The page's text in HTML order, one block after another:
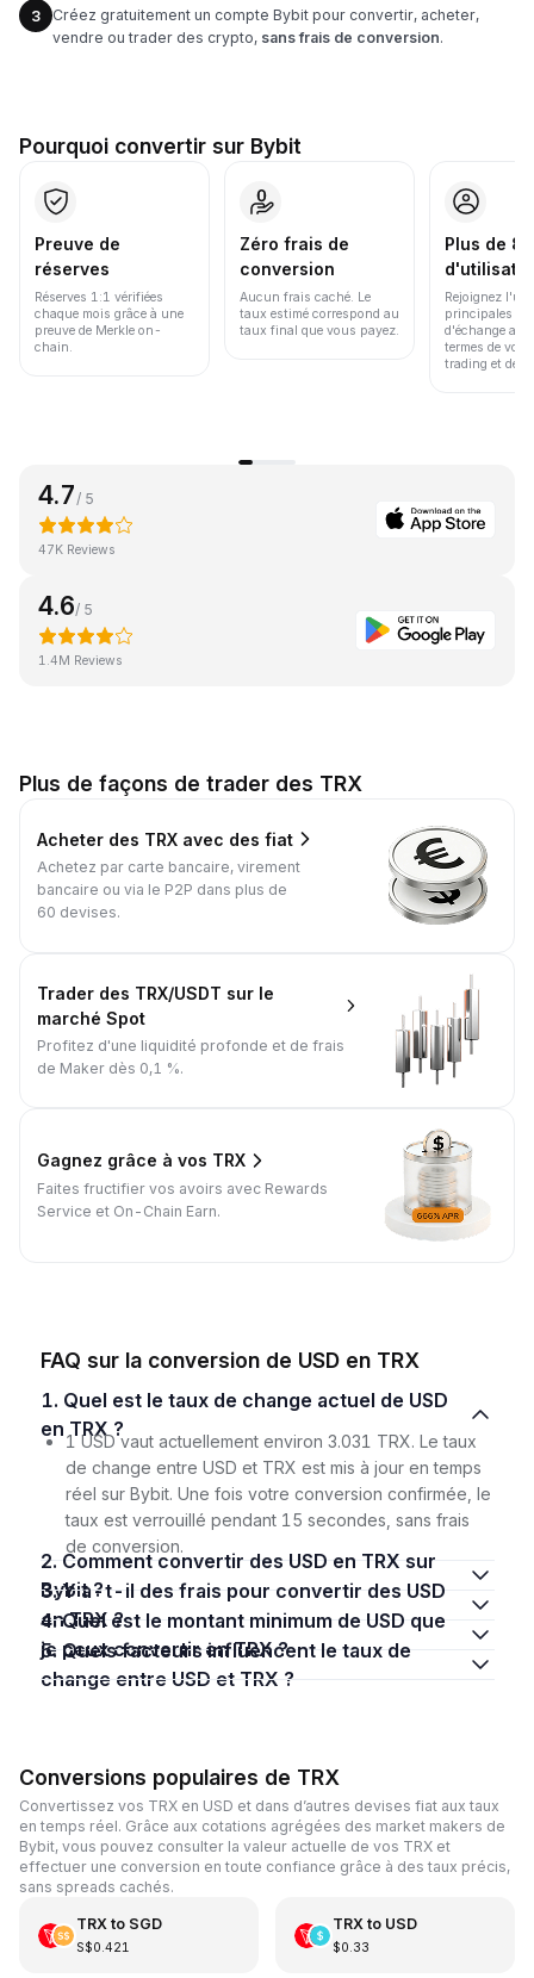
3
Créez gratuitement un compte Bybit pour convertir, acheter,
vendre ou trader des crypto, sans frais de conversion.
Pourquoi convertir sur Bybit
Preuve de
réserves
Réserves 1:1 vérifiées
chaque mois grâce à une
preuve de Merkle on-
chain.
Zéro frais de
conversion
Aucun frais caché. Le
taux estimé correspond au
taux final que vous payez.
Plus de
Rejoignez
principales
d'échange au
termes de
trading et de
4.7 / 5
47K Reviews
4.6/ 5
1.4M Reviews
Plus de façons de trader des TRX
Acheter des TRX avec des fiat
Achetez par carte bancaire, virement
bancaire ou via le P2P dans plus de
60 devises.
Trader des TRX/USDT sur le
marché Spot
Profitez d'une liquidité profonde et de frais
de Maker dès 0,1 %.
Gagnez grâce à vos TRX
Faites fructifier vos avoirs avec Rewards
Service et On-Chain Earn.
FAQ sur la conversion de USD en TRX
1. Quel est le taux de change actuel de USD
en TRX ?
1 USD vaut actuellement environ 3.031 TRX. Le taux
de change entre USD et TRX est mis à jour en temps
réel sur Bybit. Une fois votre conversion confirmée, le
taux est verrouillé pendant 15 secondes, sans frais
de conversion.
2. Comment convertir des USD en TRX sur
Bybit ?
3. Y a-t-il des frais pour convertir des USD
en TRX ?
4. Quel est le montant minimum de USD que
je peux convertir en TRX ?
5. Quels facteurs influencent le taux de
change entre USD et TRX ?
Conversions populaires de TRX
Convertissez vos TRX en USD et dans d’autres devises fiat aux taux
en temps réel. Grâce aux cotations agrégées des market makers de
Bybit, vous pouvez consulter la valeur actuelle de vos TRX et
effectuer une conversion en toute confiance grâce à des taux précis,
sans spreads cachés.
TRXto SGD
S$0.421
TRXto USD
$0.33